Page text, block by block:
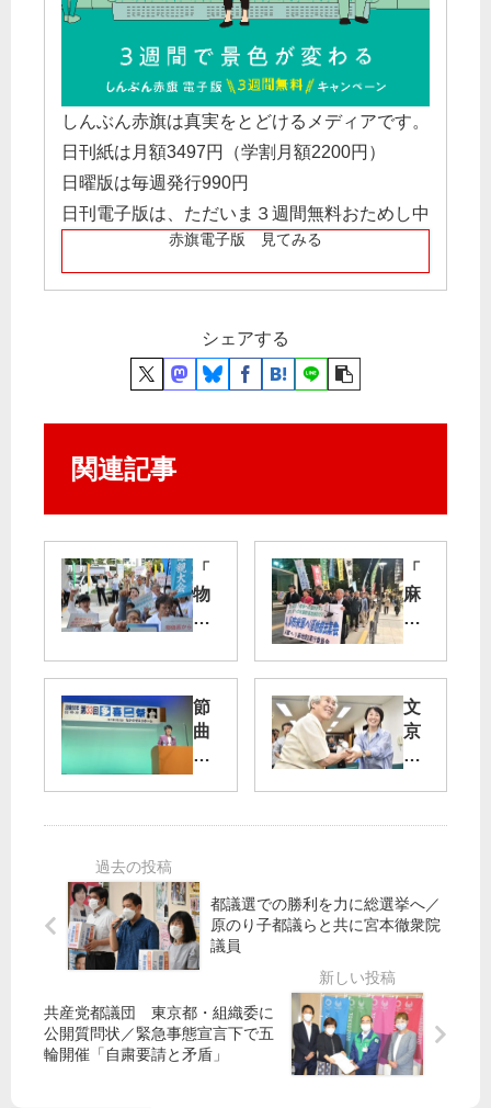
しんぶん赤旗は真実をとどけるメディアです。
日刊紙は月額3497円（学割月額2200円）
日曜版は毎週発行990円
日刊電子版は、ただいま３週間無料おためし中
赤旗電子版 見てみる
シェアする
関連記事
「
物
価
か
暮
ら
し
守
議
会
開
会
労
組
な
「
麻
布
米
軍
リ
基
地
撤
港
区
会
～
山
添
節
曲
げ
き
学
ぶ
／
紙
子
参
文
京
区
手
人
権
東
京
へ
都議選での勝利を力に総選挙へ／
原のり子都議らと共に宮本徹衆院
議員
共産党都議団 東京都・組織委に
公開質問状／緊急事態宣言下で五
輪開催「自粛要請と矛盾」